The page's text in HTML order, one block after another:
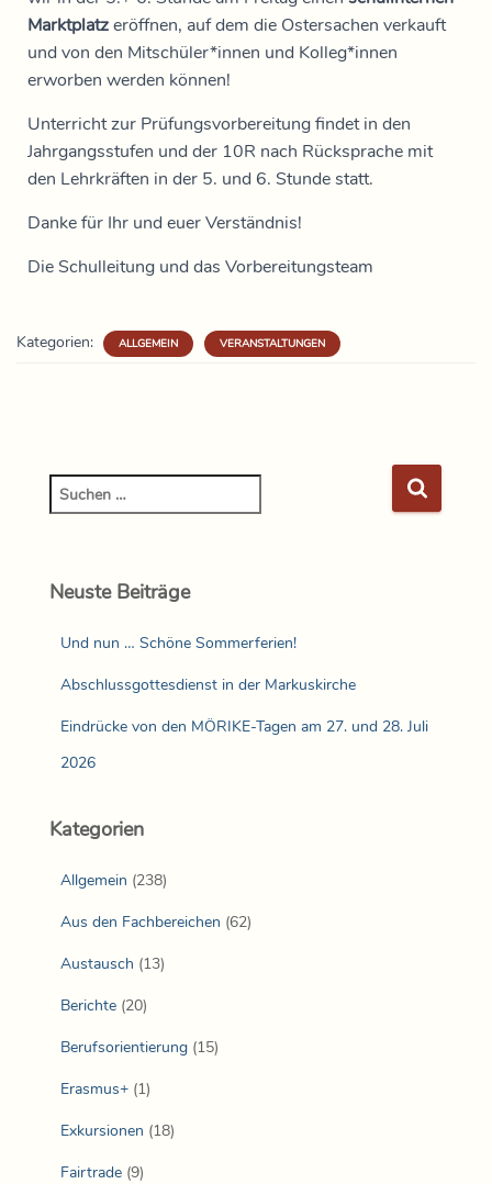
Marktplatzeröffnen, auf dem die Ostersachen verkauft
und von den Mitschüler*innen und Kolleg*innen
erworben werden können!
Unterricht zur Prüfungsvorbereitung findet in den
Jahrgangsstufen und der 10R nach Rücksprache mit
den Lehrkräften in der 5. und 6. Stunde statt.
Danke für Ihr und euer Verständnis!
Die Schulleitung und das Vorbereitungsteam
Kategorien: ALLGEMEIN VERANSTALTUNGEN
Neuste Beiträge
Und nun … Schöne Sommerferien!
Abschlussgottesdienst in der Markuskirche
Eindrücke von den MÖRIKE-Tagen am 27. und 28. Juli
2026
Kategorien
Allgemein (238)
Aus den Fachbereichen (62)
Austausch (13)
Berichte (20)
Berufsorientierung (15)
Erasmus+ (1)
Exkursionen (18)
Fairtrade (9)